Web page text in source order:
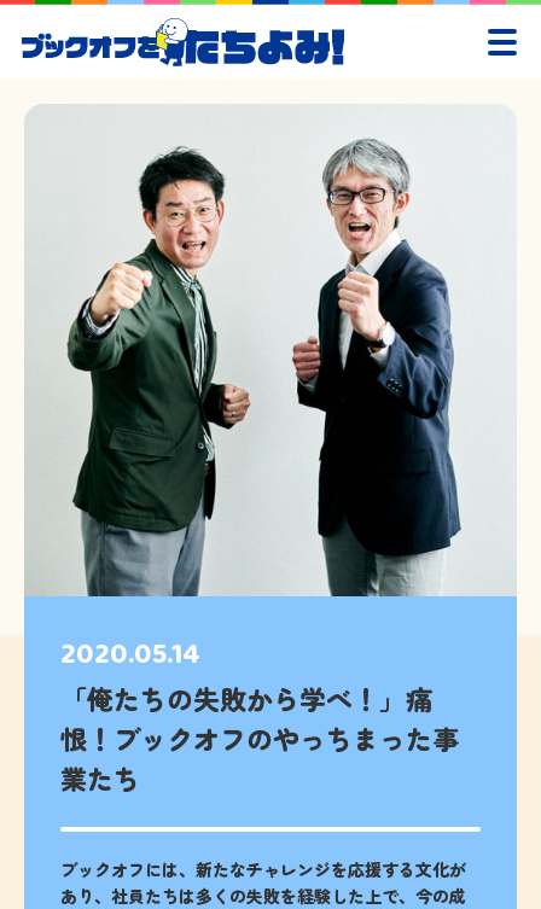
2020.05.14
「俺たちの失敗から学べ！」痛
恨！ブックオフのやっちまった事
業たち
ブックオフには、新たなチャレンジを応援する文化が
あり、社員たちは多くの失敗を経験した上で、今の成